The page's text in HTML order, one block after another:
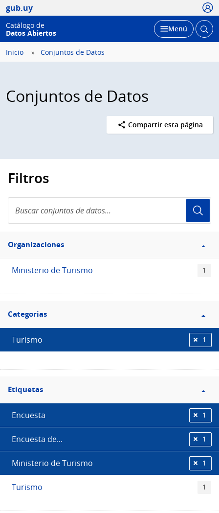
gub.uy
Catálogo de
Datos Abiertos
Desplegar
Menú Abrir
Inicio Conjuntos de Datos
Conjuntos de Datos
Compartir esta página
Filtros
conjuntos
de
Filtro
Organizaciones
Organizaciones
Ministerio de Turismo 1
Filtro
Categorias
Categorias
Turismo 1
Filtro
Etiquetas
Etiquetas
Encuesta 1
Encuesta de... 1
Ministerio de Turismo 1
Turismo 1